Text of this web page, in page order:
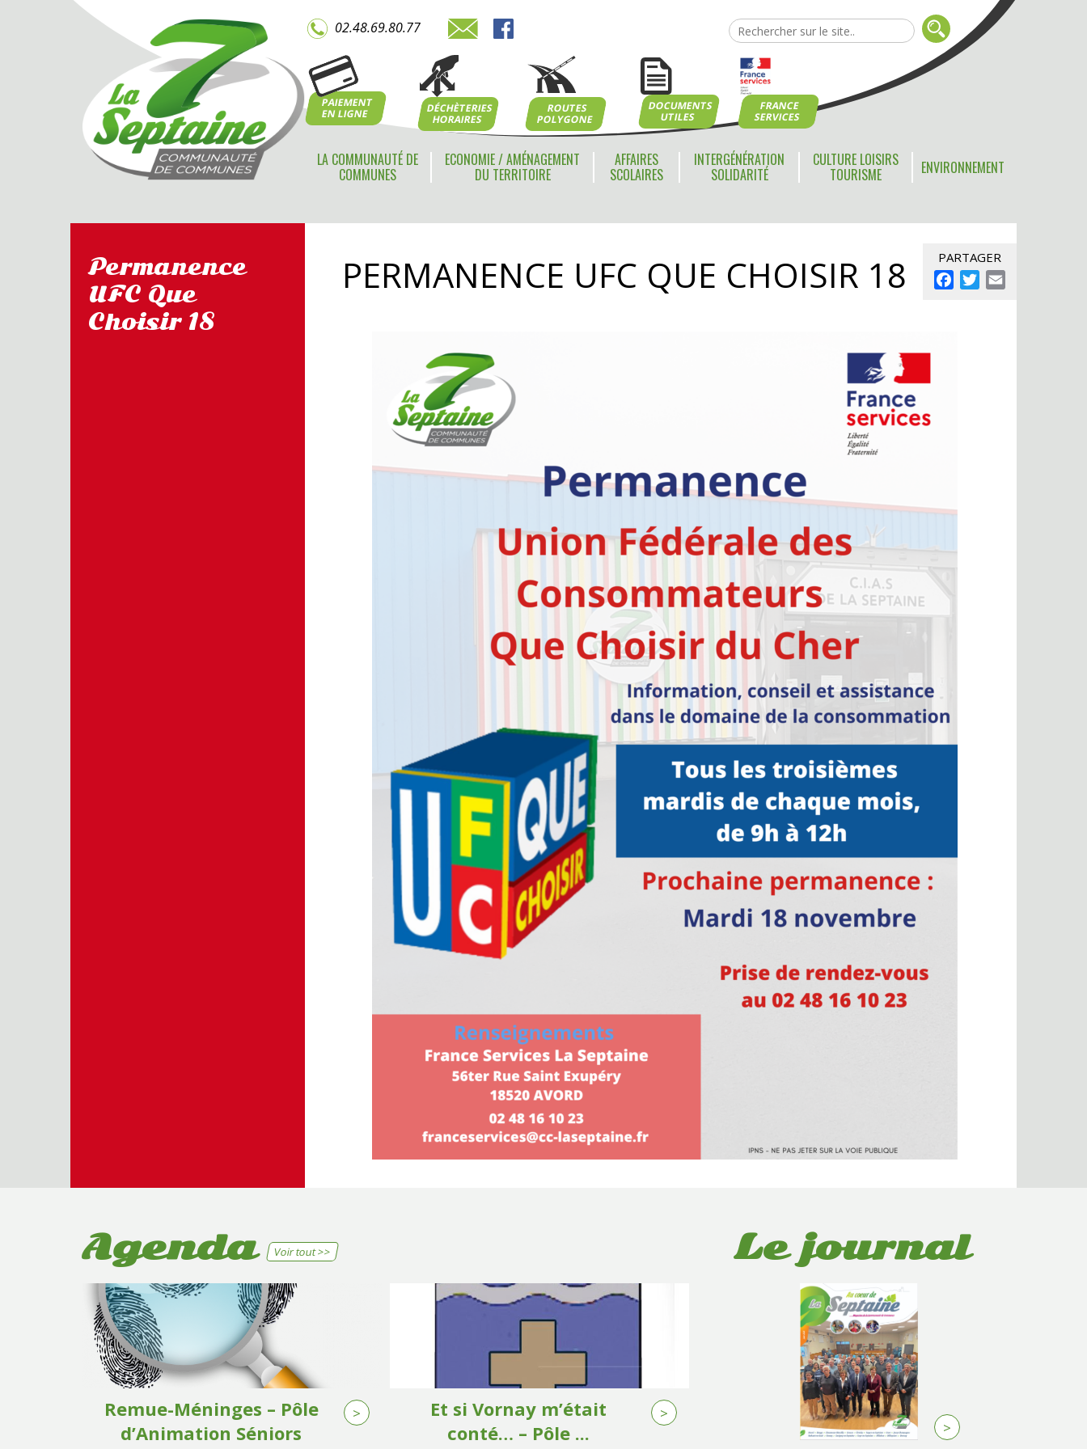
02.48.69.80.77
PAIEMENT
EN LIGNE
DÉCHÈTERIES
HORAIRES
ROUTES
POLYGONE
DOCUMENTS
UTILES
FRANCE
SERVICES
LA COMMUNAUTÉ DE
COMMUNES
ECONOMIE / AMÉNAGEMENT
DU TERRITOIRE
AFFAIRES
SCOLAIRES
INTERGÉNÉRATION
SOLIDARITÉ
CULTURE LOISIRS
TOURISME ENVIRONNEMENT
Permanence
UFC Que
Choisir 18
PERMANENCE UFC QUE CHOISIR 18 PARTAGER
FacebookTwitter
Agenda Voir tout >>
Remue-Méninges – Pôle
d’Animation Séniors
>
Et si Vornay m’était
conté… – Pôle ...
>
Le journal
>